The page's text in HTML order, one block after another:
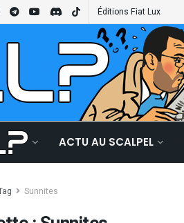
Éditions Fiat Lux
ACTU AU SCALPEL
Sunnites